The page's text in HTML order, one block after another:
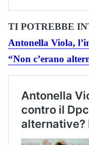
TI POTREBBE
Antonella Viola,
“Non c’erano